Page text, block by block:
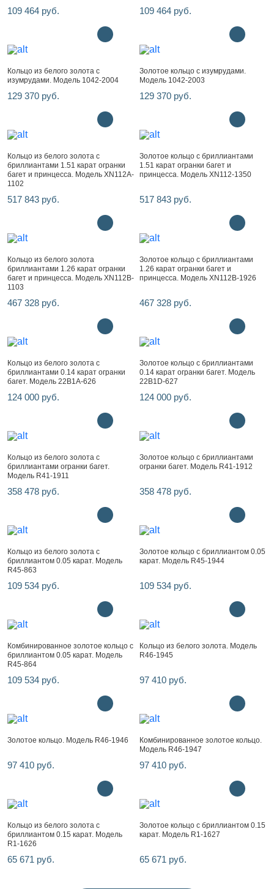
109 464 руб. 109 464 руб.
Кольцо из белого золота с
изумрудами. Модель 1042-2004
129 370 руб.
Золотое кольцо с изумрудами.
Модель 1042-2003
129 370 руб.
Кольцо из белого золота с
бриллиантами 1.51 карат огранки
багет и принцесса. Модель XN112A-
1102
517 843 руб.
Золотое кольцо с бриллиантами
1.51 карат огранки багет и
принцесса. Модель XN112-1350
517 843 руб.
Кольцо из белого золота
бриллиантами 1.26 карат огранки
багет и принцесса. Модель XN112B-
1103
467 328 руб.
Золотое кольцо с бриллиантами
1.26 карат огранки багет и
принцесса. Модель XN112B-1926
467 328 руб.
Кольцо из белого золота с
бриллиантами 0.14 карат огранки
багет. Модель 22B1A-626
124 000 руб.
Золотое кольцо с бриллиантами
0.14 карат огранки багет. Модель
22B1D-627
124 000 руб.
Кольцо из белого золота с
бриллиантами огранки багет.
Модель R41-1911
358 478 руб.
Золотое кольцо с бриллиантами
огранки багет. Модель R41-1912
358 478 руб.
Кольцо из белого золота с
бриллиантом 0.05 карат. Модель
R45-863
109 534 руб.
Золотое кольцо с бриллиантом 0.05
карат. Модель R45-1944
109 534 руб.
Комбинированное золотое кольцо с
бриллиантом 0.05 карат. Модель
R45-864
109 534 руб.
Кольцо из белого золота. Модель
R46-1945
97 410 руб.
Золотое кольцо. Модель R46-1946
97 410 руб.
Комбинированное золотое кольцо.
Модель R46-1947
97 410 руб.
Кольцо из белого золота с
бриллиантом 0.15 карат. Модель
R1-1626
65 671 руб.
Золотое кольцо с бриллиантом 0.15
карат. Модель R1-1627
65 671 руб.